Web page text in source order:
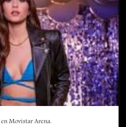
en Movistar Arena.